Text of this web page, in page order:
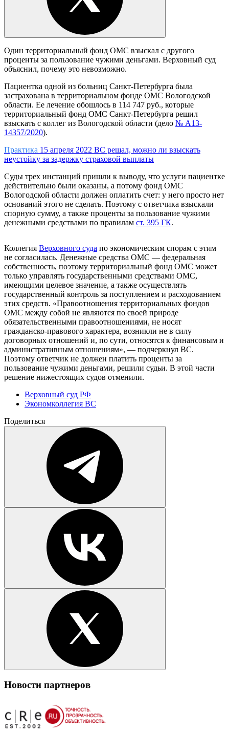
Один территориальный фонд ОМС взыскал с другого
проценты за пользование чужими деньгами. Верховный суд
объяснил, почему это невозможно.
Пациентка одной из больниц Санкт-Петербурга была
застрахована в территориальном фонде ОМС Вологодской
области. Ее лечение обошлось в 114 747 руб., которые
территориальный фонд ОМС Санкт-Петербурга решил
взыскать с коллег из Вологодской области (дело № А13-
14357/2020).
Практика 15 апреля 2022 ВС решал, можно ли взыскать
неустойку за задержку страховой выплаты
Суды трех инстанций пришли к выводу, что услуги пациентке
действительно были оказаны, а потому фонд ОМС
Вологодской области должен оплатить счет: у него просто нет
оснований этого не сделать. Поэтому с ответчика взыскали
спорную сумму, а также проценты за пользование чужими
денежными средствами по правилам ст. 395 ГК.
Коллегия Верховного суда по экономическим спорам с этим
не согласилась. Денежные средства ОМС — федеральная
собственность, поэтому территориальный фонд ОМС может
только управлять государственными средствами ОМС,
имеющими целевое значение, а также осуществлять
государственный контроль за поступлением и расходованием
этих средств. «Правоотношения территориальных фондов
ОМС между собой не являются по своей природе
обязательственными правоотношениями, не носят
гражданско-правового характера, возникли не в силу
договорных отношений и, по сути, относятся к финансовым и
административным отношениям», — подчеркнул ВС.
Поэтому ответчик не должен платить проценты за
пользование чужими деньгами, решили судьи. В этой части
решение нижестоящих судов отменили.
Верховный суд РФ
Экономколлегия ВС
Поделиться
Новости партнеров